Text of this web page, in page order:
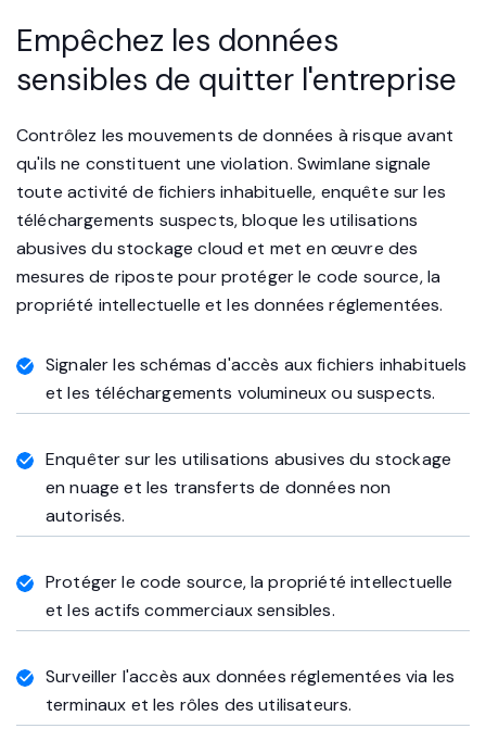
Empêchez les données
sensibles de quitter l'entreprise
Contrôlez les mouvements de données à risque avant
qu'ils ne constituent une violation. Swimlane signale
toute activité de fichiers inhabituelle, enquête sur les
téléchargements suspects, bloque les utilisations
abusives du stockage cloud et met en œuvre des
mesures de riposte pour protéger le code source, la
Signaler les schémas d'accès aux fichiers inhabituels
Enquêter sur les utilisations abusives du stockage
en nuage et les transferts de données non
Protéger le code source, la propriété intellectuelle
Surveiller l'accès aux données réglementées via les